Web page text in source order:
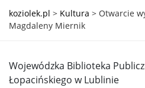
koziolek.pl > Kultura > Otwarcie
Magdaleny Miernik
Wojewódzka Biblioteka
Łopacińskiego w Lublinie